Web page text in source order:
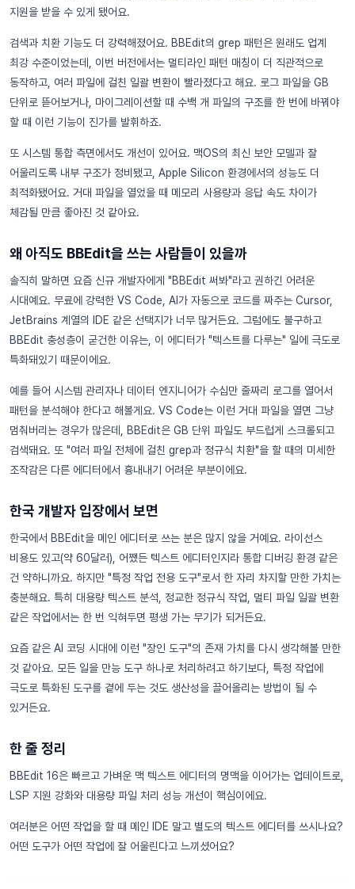
지원을 받을 수 있게 됐어요.
검색과 치환 기능도 더 강력해졌어요. BBEdit의 grep 패턴은 원래도 업계
최강 수준이었는데, 이번 버전에서는 멀티라인 패턴 매칭이 더 직관적으로
동작하고, 여러 파일에 걸친 일괄 변환이 빨라졌다고 해요. 로그 파일을 GB
단위로 뜯어보거나, 마이그레이션할 때 수백 개 파일의 구조를 한 번에 바꿔야
할 때 이런 기능이 진가를 발휘하죠.
또 시스템 통합 측면에서도 개선이 있어요. 맥OS의 최신 보안 모델과 잘
어울리도록 내부 구조가 정비됐고, Apple Silicon 환경에서의 성능도 더
최적화됐어요. 거대 파일을 열었을 때 메모리 사용량과 응답 속도 차이가
체감될 만큼 좋아진 것 같아요.
왜 아직도 BBEdit을 쓰는 사람들이 있을까
솔직히 말하면 요즘 신규 개발자에게 "BBEdit 써봐"라고 권하긴 어려운
시대예요. 무료에 강력한 VS Code, AI가 자동으로 코드를 짜주는 Cursor,
JetBrains 계열의 IDE 같은 선택지가 너무 많거든요. 그럼에도 불구하고
BBEdit 충성층이 굳건한 이유는, 이 에디터가 "텍스트를 다루는" 일에 극도로
특화돼있기 때문이에요.
예를 들어 시스템 관리자나 데이터 엔지니어가 수십만 줄짜리 로그를 열어서
패턴을 분석해야 한다고 해볼게요. VS Code는 이런 거대 파일을 열면 그냥
멈춰버리는 경우가 많은데, BBEdit은 GB 단위 파일도 부드럽게 스크롤되고
검색돼요. 또 "여러 파일 전체에 걸친 grep과 정규식 치환"을 할 때의 미세한
조작감은 다른 에디터에서 흉내내기 어려운 부분이에요.
한국 개발자 입장에서 보면
한국에서 BBEdit을 메인 에디터로 쓰는 분은 많지 않을 거예요. 라이선스
비용도 있고(약 60달러), 어쨌든 텍스트 에디터인지라 통합 디버깅 환경 같은
건 약하니까요. 하지만 "특정 작업 전용 도구"로서 한 자리 차지할 만한 가치는
충분해요. 특히 대용량 텍스트 분석, 정교한 정규식 작업, 멀티 파일 일괄 변환
같은 작업에서는 한 번 익혀두면 평생 가는 무기가 되거든요.
요즘 같은 AI 코딩 시대에 이런 "장인 도구"의 존재 가치를 다시 생각해볼 만한
것 같아요. 모든 일을 만능 도구 하나로 처리하려고 하기보다, 특정 작업에
극도로 특화된 도구를 곁에 두는 것도 생산성을 끌어올리는 방법이 될 수
있거든요.
한 줄 정리
BBEdit 16은 빠르고 가벼운 맥 텍스트 에디터의 명맥을 이어가는 업데이트로,
LSP 지원 강화와 대용량 파일 처리 성능 개선이 핵심이에요.
여러분은 어떤 작업을 할 때 메인 IDE 말고 별도의 텍스트 에디터를 쓰시나요?
어떤 도구가 어떤 작업에 잘 어울린다고 느끼셨어요?